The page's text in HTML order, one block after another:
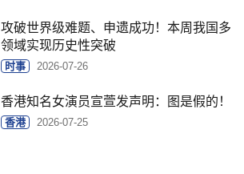
攻破世界级难题、申遗成功！本周我国多
领域实现历史性突破
时事 2026-07-26
香港知名女演员宣萱发声明：图是假的！
香港 2026-07-25